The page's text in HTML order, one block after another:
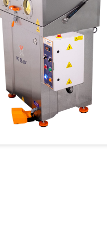
verwendeten Inhalte und visuellen
kann rechtliche Schritte nach sich